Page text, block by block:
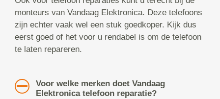
monteurs van Vandaag Elektronica. Deze telefoons
zijn echter vaak wel een stuk goedkoper. Kijk dus
eerst goed of het voor u rendabel is om de telefoon
te laten repareren.
Voor welke merken doet Vandaag
Elektronica telefoon reparatie?